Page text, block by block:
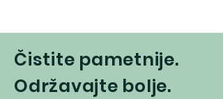
Čistite pametnije.
Održavajte bolje.